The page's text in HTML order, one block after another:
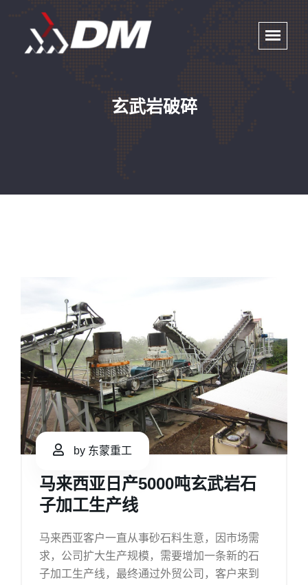
玄武岩破碎
by 东蒙重工
马来西亚日产5000吨玄武岩石
子加工生产线
马来西亚客户一直从事砂石料生意，因市场需
求，公司扩大生产规模，需要增加一条新的石
子加工生产线，最终通过外贸公司，客户来到